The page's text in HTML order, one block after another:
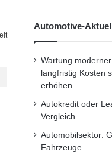
Automotive-
Wartung
langfristig Kosten
erhöhen
Autokredit oder
Vergleich
Automobilsektor:
Fahrzeuge